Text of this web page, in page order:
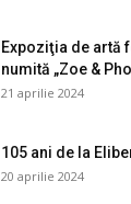
Expoziţia de artă
numită „Zoe &
21 aprilie 2024
105 ani de la
20 aprilie 2024